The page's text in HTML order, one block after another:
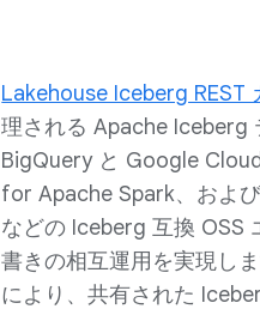
Lakehouse Iceberg REST
理される Apache Iceberg
BigQuery と Google
for Apache Spark、およ
などの Iceberg 互換 OSS
書きの相互運用を実現しま
により、共有された